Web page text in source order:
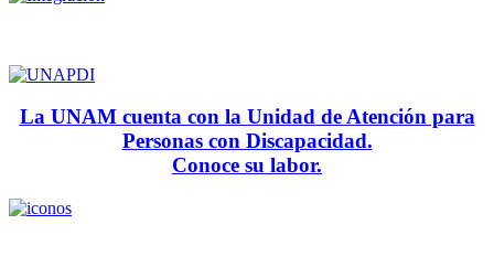
La UNAM cuenta con la Unidad de Atención para
Personas con Discapacidad.
Conoce su labor.